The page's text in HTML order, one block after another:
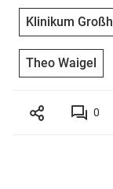
Klinikum
Theo Waigel
0